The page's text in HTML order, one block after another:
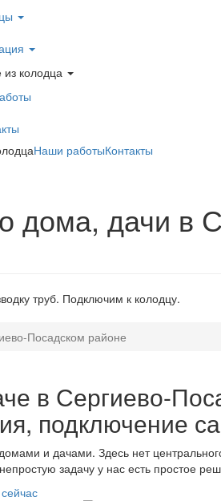
колодца
Наши работыКонтакты
дома, дачи в
труб. Подключим к колодцу.
Посадском районе
в Сергиево-
подключение
и дачами. Здесь нет
задачу у нас есть простое